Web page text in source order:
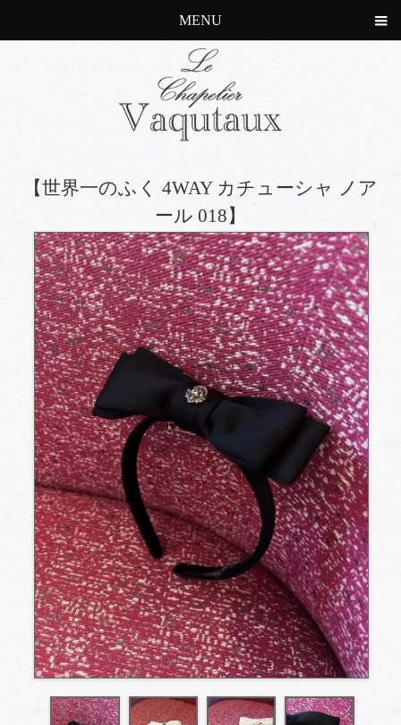
MENU
【世界一のふく 4WAY カチューシャ ノア
ール 018】